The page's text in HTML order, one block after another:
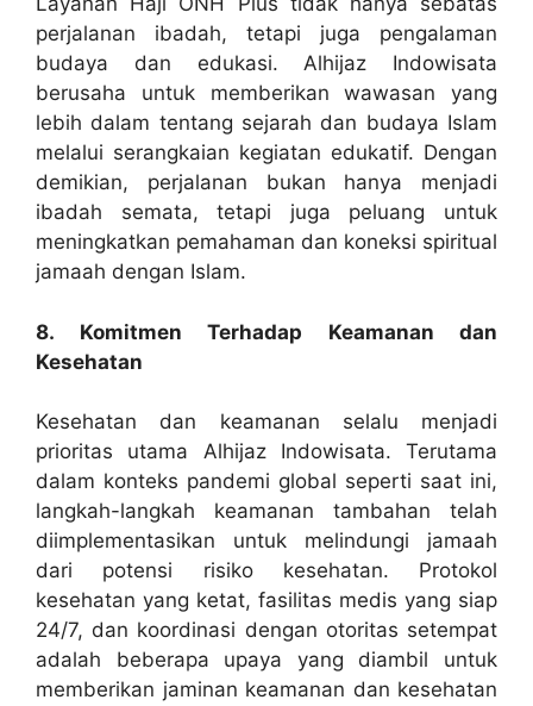
perjalanan ibadah, tetapi juga pengalaman
budaya dan edukasi. Alhijaz Indowisata
berusaha untuk memberikan wawasan yang
lebih dalam tentang sejarah dan budaya Islam
melalui serangkaian kegiatan edukatif. Dengan
demikian, perjalanan bukan hanya menjadi
ibadah semata, tetapi juga peluang untuk
meningkatkan pemahaman dan koneksi spiritual
jamaah dengan Islam.
8. Komitmen Terhadap Keamanan dan
Kesehatan
Kesehatan dan keamanan selalu menjadi
prioritas utama Alhijaz Indowisata. Terutama
dalam konteks pandemi global seperti saat ini,
langkah-langkah keamanan tambahan telah
diimplementasikan untuk melindungi jamaah
dari potensi risiko kesehatan. Protokol
kesehatan yang ketat, fasilitas medis yang siap
24/7, dan koordinasi dengan otoritas setempat
adalah beberapa upaya yang diambil untuk
memberikan jaminan keamanan dan kesehatan